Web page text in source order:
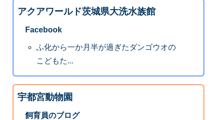
アクアワールド茨城県大洗水族館
Facebook
ふ化から一か月半が過ぎたダンゴウオの
こどもた...
宇都宮動物園
飼育員のブログ